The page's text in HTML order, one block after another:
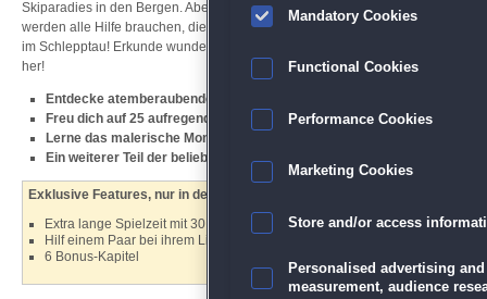
Skiparadies in den Bergen. Aber die Stadt hat sich seit dem Tod eines
werden alle Hilfe brauchen, die sie bekommen können! Auch Mias
im Schlepptau! Erkunde wunderschöne Wimmelbild-Szenen, repariere
her!
Entdecke atemberaubende Landschaften in 20 aufregenden Kapiteln
Freu dich auf 25 aufregende Minispiele und sammle einzigartige
Lerne das malerische Mont Cache in den Bergen kennen
Ein weiterer Teil der beliebten
Faircroft's Antiques
Exklusive Features, nur in der Sammleredition:
Extra lange Spielzeit mit 30 zusätzlichen Leveln
Hilf einem Paar bei ihrem Liebesglück und schalte zwei Bonusorte frei
6 Bonus-Kapitel
Mandatory Cookies
Functional Cookies
Performance Cookies
Marketing Cookies
Store and/or access
Personalised advertising
measurement, audience